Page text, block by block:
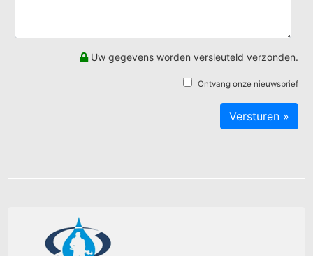
Uw gegevens worden versleuteld verzonden.
Ontvang onze nieuwsbrief